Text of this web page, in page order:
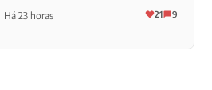
Há 23 horas 21 9